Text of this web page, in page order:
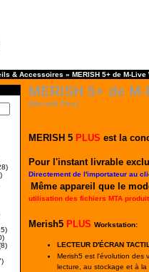
& Accessoires » MERISH 5+ de M-
MERISH 5+ de
[Merish5 Plus]
MERISH 5 PLUS est la
Pour l'instantlivrable
Directement de l'importateur au
Même appareil que le
utilisation des fichiers MTA
Merish5 PLUS Workstation:
LECTEUR D'ÉCRAN
Merish5 est l'évolution des
lecture, au stockage et à